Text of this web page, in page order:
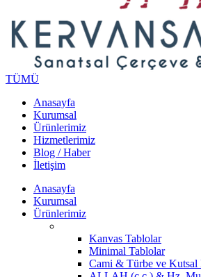
TÜMÜ
Anasayfa
Kurumsal
Ürünlerimiz
Hizmetlerimiz
Blog / Haber
İletişim
Anasayfa
Kurumsal
Ürünlerimiz
Kanvas Tablolar
Minimal Tablolar
Cami & Türbe ve Kutsal